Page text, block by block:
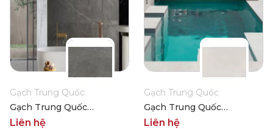
Gạch Trung Quốc
Gạch Trung Quốc
HLTQ918017EL
Liên hệ
Gạch Trung Quốc
Gạch Trung Quốc
HLTQ918015EL
Liên hệ